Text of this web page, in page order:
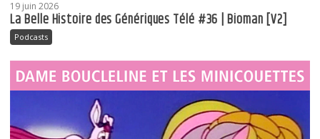
19 juin 2026
La Belle Histoire des Génériques Télé #36 | Bioman [V2]
Podcasts